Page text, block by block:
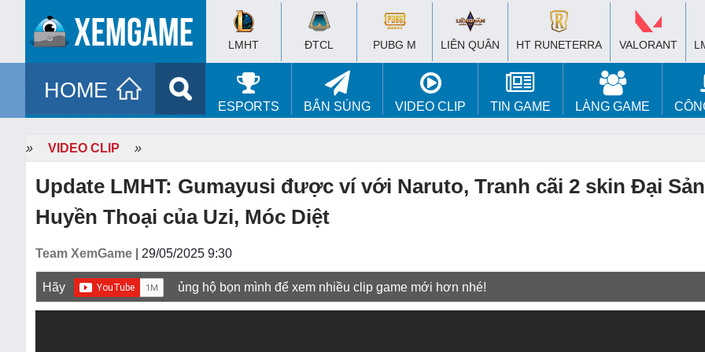
LMHT ĐTCL PUBG M LIÊN QUÂN HT RUNETERRA VALORANT
HOME
ESPORTS BẮN SÚNG VIDEO CLIP TIN GAME LÀNG GAME
» VIDEO CLIP »
Update LMHT: Gumayusi được ví với Naruto, Tranh cãi 2 skin Đại
Huyền Thoại của Uzi, Móc Diệt
Team XemGame | 29/05/2025 9:30
Hãy ủng hộ bọn mình để xem nhiều clip game mới hơn nhé!